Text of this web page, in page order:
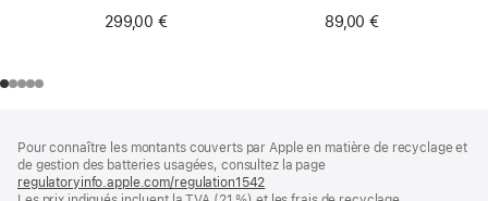
299,00 €
89,00 €
de
page
de
bas
de
Pour connaître les montants couverts par Apple en matière de recyclage et
de gestion des batteries usagées, consultez la page
regulatoryinfo.apple.com/regulation1542